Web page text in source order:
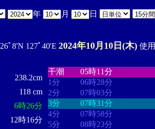
年 月 日
26ﾟ8'N 127ﾟ40'E 2024年10月10日(木) 使
238.2cm
118 cm
6時26分
12時16分
干潮
05時11分
1分
06時28分
2分
07時03分
3分
07時31分
4分
07時58分
5分
08時23分